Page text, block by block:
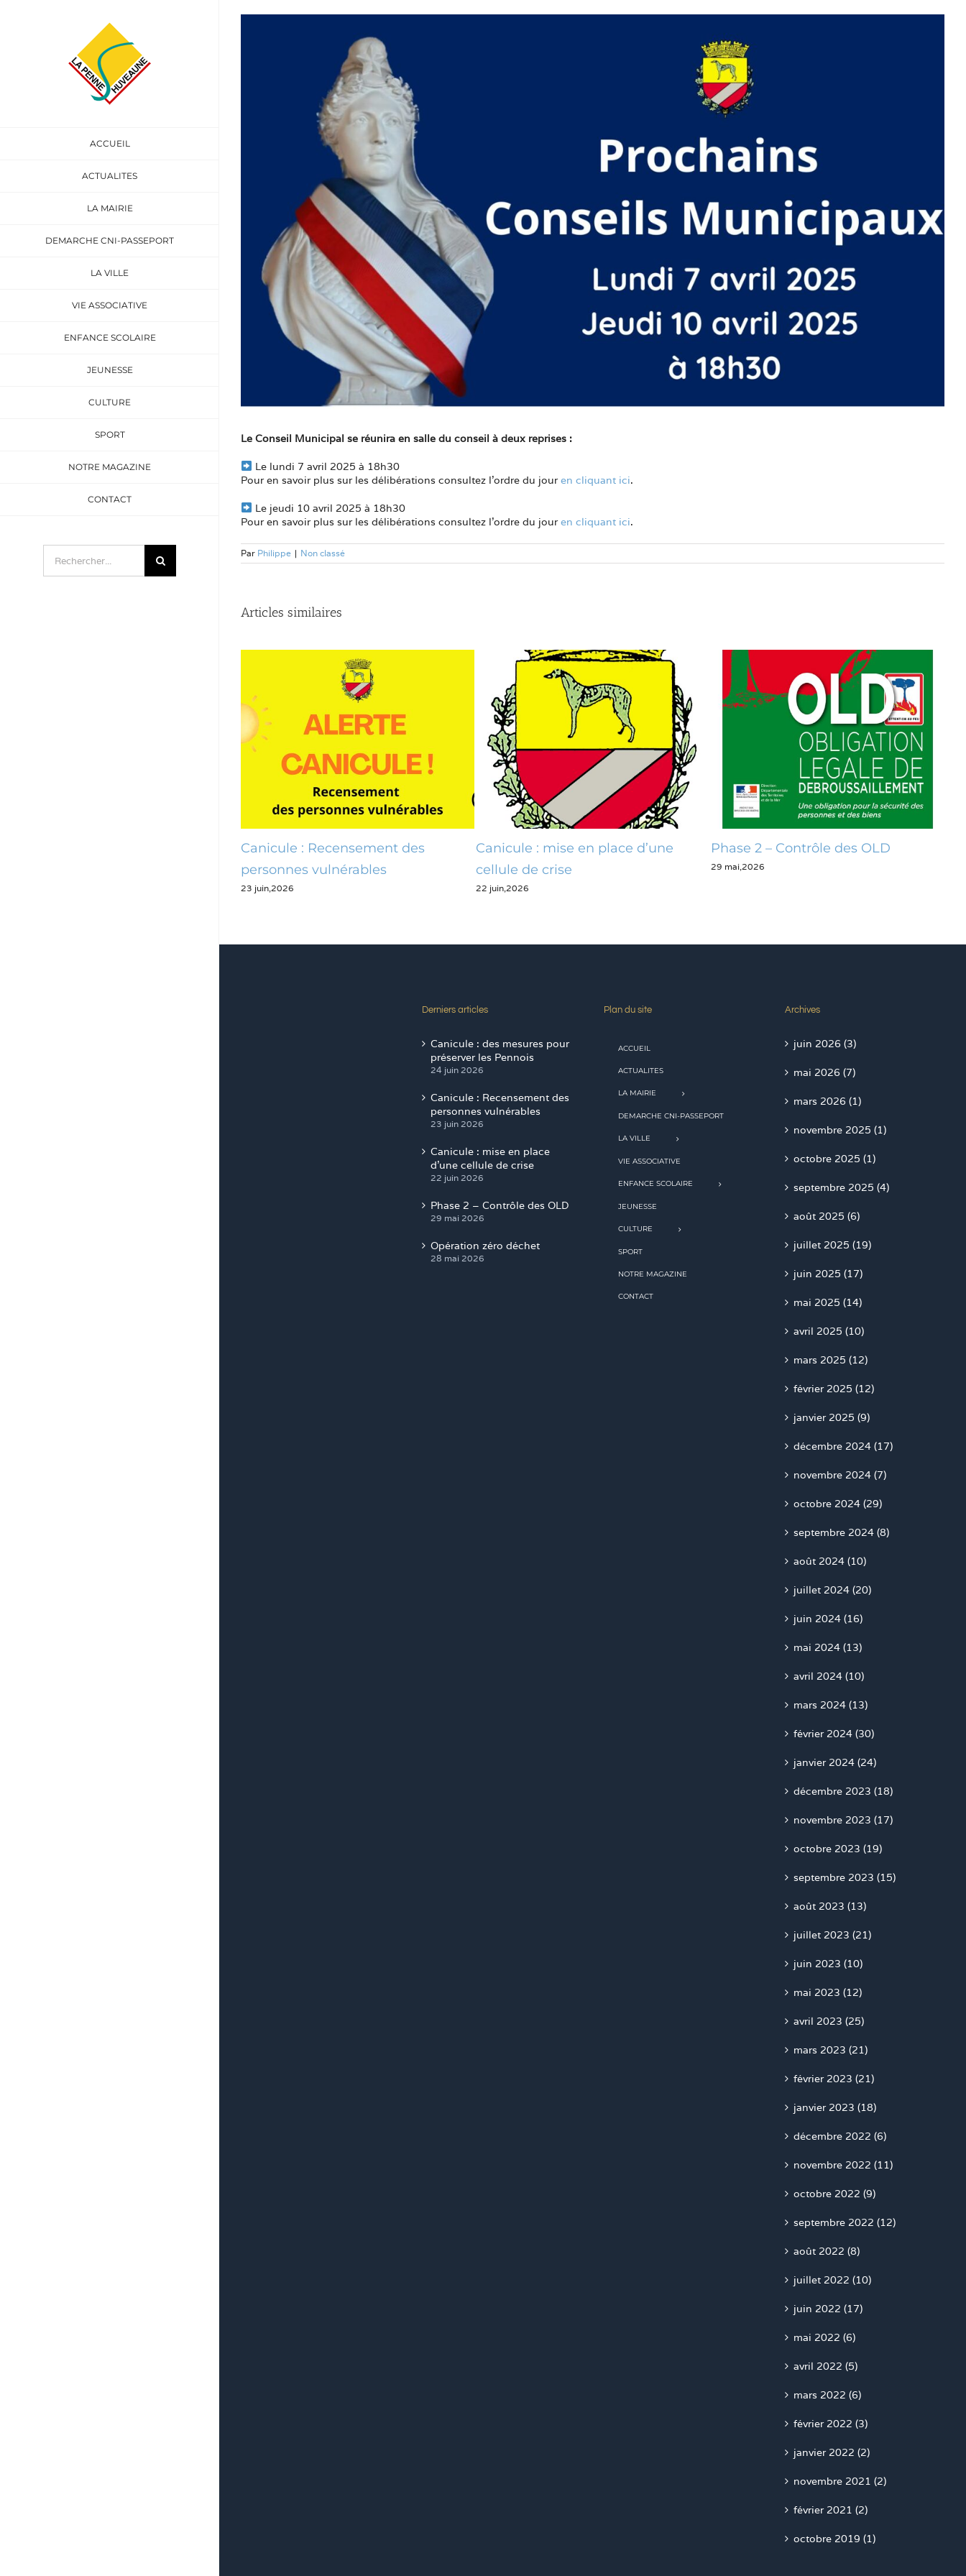
ACCUEIL
ACTUALITES
LA MAIRIE
DEMARCHE CNI-PASSEPORT
LA VILLE
VIE ASSOCIATIVE
ENFANCE SCOLAIRE
JEUNESSE
CULTURE
SPORT
NOTRE MAGAZINE
CONTACT
Le Conseil Municipal se réunira en salle du conseil à deux reprises :
Le lundi 7 avril 2025 à 18h30
Pour en savoir plus sur les délibérations consultez l’ordre du jouren cliquant ici.
Le jeudi 10 avril 2025 à 18h30
Pour en savoir plus sur les délibérations consultez l’ordre du jouren cliquant ici.
Par Philippe | Non classé
Articles similaires
Canicule : Recensement des
personnes vulnérables
23 juin,2026
Canicule : mise en place d’une
cellule de crise
22 juin,2026
Phase 2 – Contrôle des OLD
29 mai,2026
Derniers articles
Canicule : des mesures pour
préserver les Pennois
24 juin 2026
Canicule : Recensement des
personnes vulnérables
23 juin 2026
Canicule : mise en place
d’une cellule de crise
22 juin 2026
Phase 2 – Contrôle des OLD
29 mai 2026
Opération zéro déchet
28 mai 2026
Plan du site
ACCUEIL
ACTUALITES
LA MAIRIE
DEMARCHE CNI-PASSEPORT
LA VILLE
VIE ASSOCIATIVE
ENFANCE SCOLAIRE
JEUNESSE
CULTURE
SPORT
NOTRE MAGAZINE
CONTACT
Archives
juin 2026 (3)
mai 2026 (7)
mars 2026 (1)
novembre 2025 (1)
octobre 2025 (1)
septembre 2025 (4)
août 2025 (6)
juillet 2025 (19)
juin 2025 (17)
mai 2025 (14)
avril 2025 (10)
mars 2025 (12)
février 2025 (12)
janvier 2025 (9)
décembre 2024 (17)
novembre 2024 (7)
octobre 2024 (29)
septembre 2024 (8)
août 2024 (10)
juillet 2024 (20)
juin 2024 (16)
mai 2024 (13)
avril 2024 (10)
mars 2024 (13)
février 2024 (30)
janvier 2024 (24)
décembre 2023 (18)
novembre 2023 (17)
octobre 2023 (19)
septembre 2023 (15)
août 2023 (13)
juillet 2023 (21)
juin 2023 (10)
mai 2023 (12)
avril 2023 (25)
mars 2023 (21)
février 2023 (21)
janvier 2023 (18)
décembre 2022 (6)
novembre 2022 (11)
octobre 2022 (9)
septembre 2022 (12)
août 2022 (8)
juillet 2022 (10)
juin 2022 (17)
mai 2022 (6)
avril 2022 (5)
mars 2022 (6)
février 2022 (3)
janvier 2022 (2)
novembre 2021 (2)
février 2021 (2)
octobre 2019 (1)